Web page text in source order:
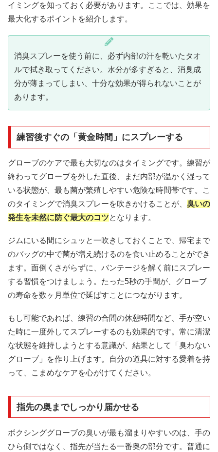
イミングを知っておく必要があります。ここでは、効果を
最大化するポイントを紹介します。
消臭スプレーを使う前に、必ず内部の汗を乾いたタオ
ルで拭き取ってください。水分が多すぎると、消臭成
分が薄まってしまい、十分な効果が得られないことが
あります。
練習後すぐの「黄金時間」にスプレーする
グローブのケアで最も大切なのはタイミングです。練習が
終わってグローブを外した直後、まだ内部が温かく湿って
いる状態が、最も菌が繁殖しやすい危険な時間帯です。こ
のタイミングで消臭スプレーを吹きかけることが、 臭いの
発生を未然に防ぐ最大のコツとなります。
ジムにいる間にシュッと一吹きしておくことで、帰宅まで
のバッグの中で菌が増え続けるのを食い止めることができ
ます。面倒くさがらずに、バンテージを解く前にスプレー
する習慣をつけましょう。たった5秒の手間が、グローブ
の寿命を数ヶ月単位で延ばすことにつながります。
もし可能であれば、練習の合間の休憩時間など、手が空い
た時に一度外してスプレーするのも効果的です。常に清潔
な状態を維持しようとする意識が、結果として「臭わない
グローブ」を作り上げます。自分の道具に対する愛着を持
って、こまめなケアを心がけてください。
指先の奥までしっかり届かせる
ボクシンググローブの臭いが最も溜まりやすいのは、手の
ひら側ではなく、指先が当たる一番奥の部分です。普通に